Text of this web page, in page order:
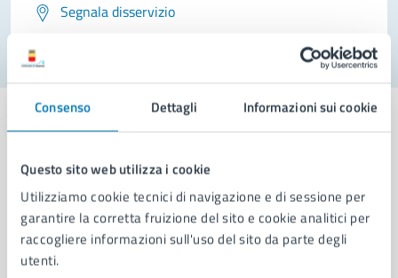
Consenso Dettagli Informazioni sui cookie
Questo sito web utilizza i cookie
Utilizziamo cookie tecnici di navigazione e di sessione per
garantire la corretta fruizione del sito e cookie analitici per
raccogliere informazioni sull'uso del sito da parte degli
utenti.
Segnala disservizio
Comune di Napoli
AMMINISTRAZIONE
Aree amministrative